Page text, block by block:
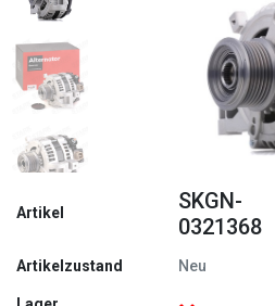
Zurück
Artikel
SKGN-
0321368
Artikelzustand Neu